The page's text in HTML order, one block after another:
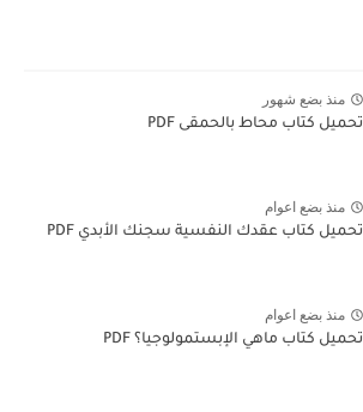
منذ بضع شهور
تحميل كتاب محاط بالحمقى PDF
منذ بضع اعوام
تحميل كتاب عقدك النفسية سجنك الأبدي PDF
منذ بضع اعوام
تحميل كتاب ماهي الإبستمولوجيا؟ PDF